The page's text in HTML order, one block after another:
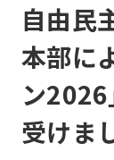
自由民
本部に
ン2026
受けま